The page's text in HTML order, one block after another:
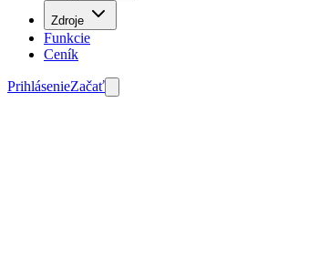
Zdroje
Funkcie
Ceník
PrihlásenieZačať